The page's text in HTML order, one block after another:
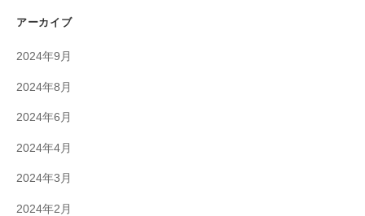
アーカイブ
2024年9月
2024年8月
2024年6月
2024年4月
2024年3月
2024年2月